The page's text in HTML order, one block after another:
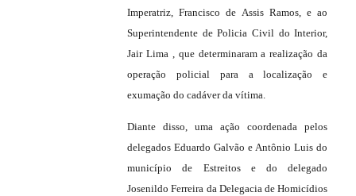
Imperatriz, Francisco de Assis Ramos, e ao
Superintendente de Policia Civil do Interior,
Jair Lima , que determinaram a realização da
operação policial para a localização e
exumação do cadáver da vítima.
Diante disso, uma ação coordenada pelos
delegados Eduardo Galvão e Antônio Luis do
município de Estreitos e do delegado
Josenildo Ferreira da Delegacia de Homicídios